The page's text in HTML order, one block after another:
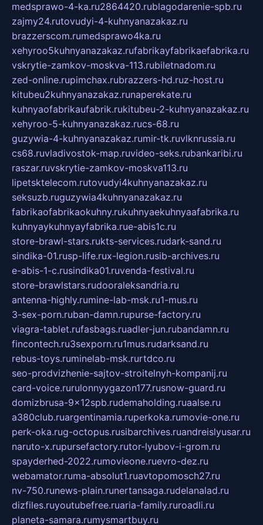
medsprawo-4-ka.ru2864420.rublagodarenie-spb.ru
zajmy24.rutovudyi-4-kuhnyanazakaz.ru
brazzerscom.rumedsprawo4ka.ru
xehyroo5kuhnyanazakaz.rufabrikayfabrikaefabrika.ru
vskrytie-zamkov-moskva-113.rubiletnadom.ru
zed-online.rupimchax.rubrazzers-hd.ruz-host.ru
kitubeu2kuhnyanazakaz.runaperekate.ru
kuhnyaofabrikaufabrik.rukitubeu-2-kuhnyanazakaz.ru
xehyroo-5-kuhnyanazakaz.rucs-68.ru
guzywia-4-kuhnyanazakaz.rumir-tk.ruvlknrussia.ru
cs68.ruvladivostok-map.ruvideo-seks.rubankaribi.ru
raszar.ruvskrytie-zamkov-moskva113.ru
lipetsktelecom.rutovudyi4kuhnyanazakaz.ru
seksuzb.ruguzywia4kuhnyanazakaz.ru
fabrikaofabrikaokuhny.rukuhnyaekuhnyaafabrika.ru
kuhnyaykuhnyayfabrika.rue-abis1c.ru
store-brawl-stars.rukts-services.rudark-sand.ru
sindika-01.rusp-life.rux-legion.rusib-archives.ru
e-abis-1-c.rusindika01.ruvenda-festival.ru
store-brawlstars.rudooraleksandria.ru
antenna-highly.rumine-lab-msk.ru1-mus.ru
3-sex-porn.ruban-damn.rupurse-factory.ru
viagra-tablet.rufasbags.ruadler-jun.rubandamn.ru
fincontech.ru3sexporn.ru1mus.rudarksand.ru
rebus-toys.ruminelab-msk.rurtdco.ru
seo-prodvizhenie-sajtov-stroitelnyh-kompanij.ru
card-voice.rurulonnyygazon177.rusnow-guard.ru
domizbrusa-9x12spb.rudemaholding.ruaalse.ru
a380club.ruargentinamia.ruperkoka.rumovie-one.ru
perk-oka.rug-octopus.rusibarchives.ruandreislyusar.ru
naruto-x.rupursefactory.rutor-lyubov-i-grom.ru
spayderhed-2022.rumovieone.ruevro-dez.ru
webamator.ruma-absolut1.ruavtopomosch27.ru
nv-750.runews-plain.runertansaga.rudelanalad.ru
dizfiles.ruyoutubefree.ruaria-family.ruroadli.ru
planeta-samara.rumysmartbuy.ru